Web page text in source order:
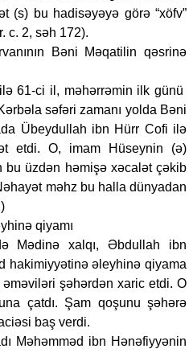
(s) bu hadisəyəyə görə “xöfv”
c. 2, səh 172).
Bəni Məqatilin qəsrinə
61-ci il, məhərrəmin ilk günü
səfəri zamanı yolda Bəni
Übeydullah ibn Hürr Cofi ilə
etdi. O, imam Hüseynin (ə)
bu üzdən həmişə xəcalət çəkib
məhz bu halla dünyadan
qiyamı
Mədinə xalqı, Əbdullah ibn
hakimiyyətinə əleyhinə qiyama
şəhərdən xaric etdi. O
çatdı. Şam qoşunu şəhərə
baş verdi.
Məhəmməd ibn Hənəfiyyənin